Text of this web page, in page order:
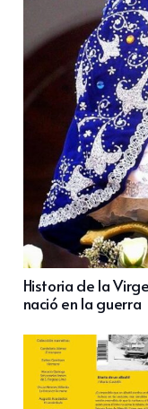
Historia de la
nació en la guerra